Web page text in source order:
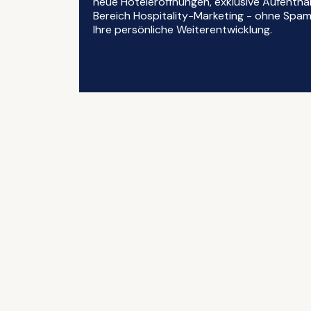
Bereich Hospitality-Marketing - ohne
Ihre persönliche Weiterentwicklung.